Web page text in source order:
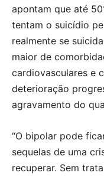
apontam que até
tentam o suicídio
realmente se
maior de
cardiovasculares e
deterioração
agravamento do
“O bipolar pode
sequelas de uma
recuperar. Sem